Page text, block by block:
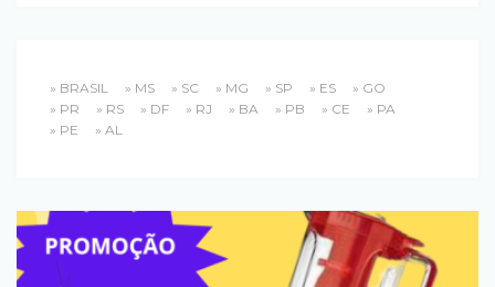
» BRASIL » MS » SC » MG » SP » ES
» GO
» PR
» RS » DF » RJ » BA » PB » CE
» PA
» PE
» AL